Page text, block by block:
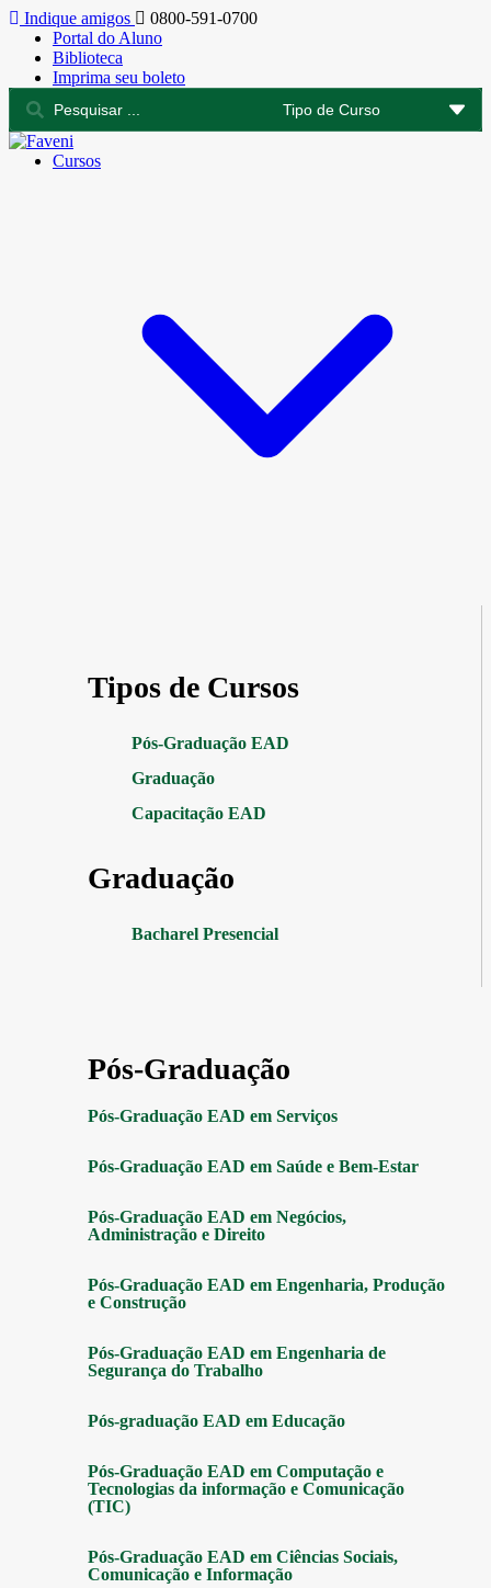
Indique amigos
0800-591-0700
Portal do Aluno
Biblioteca
Imprima seu boleto
Cursos
Tipos de Cursos
Pós-Graduação EAD
Graduação
Capacitação EAD
Graduação
Bacharel Presencial
Pós-Graduação
Pós-Graduação EAD em Serviços
Pós-Graduação EAD em Saúde e Bem-Estar
Pós-Graduação EAD em Negócios,
Administração e Direito
Pós-Graduação EAD em Engenharia, Produção
e Construção
Pós-Graduação EAD em Engenharia de
Segurança do Trabalho
Pós-graduação EAD em Educação
Pós-Graduação EAD em Computação e
Tecnologias da informação e Comunicação
(TIC)
Pós-Graduação EAD em Ciências Sociais,
Comunicação e Informação